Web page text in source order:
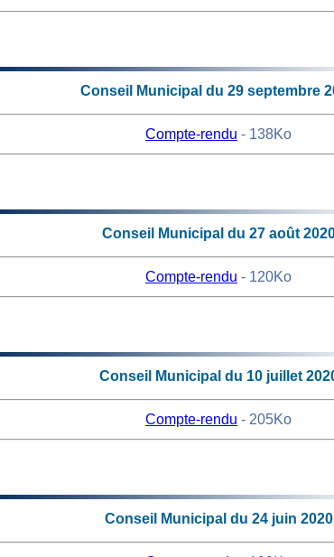
Conseil Municipal du 29 septembre
Compte-rendu - 138Ko
Conseil Municipal du 27 août
Compte-rendu - 120Ko
Conseil Municipal du 10 juillet
Compte-rendu - 205Ko
Conseil Municipal du 24 juin 2020